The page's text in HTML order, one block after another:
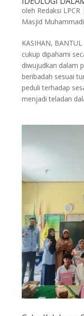
oleh Redaksi LPCR|
Masjid
KASIHAN,
cukup dipahami
diwujudkan dalam
beribadah sesuai
peduli terhadap
menjadi teladan